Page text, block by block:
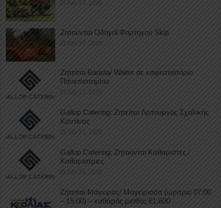
July 27, 2026
Ζητούνται Οδηγοί Φορτηγού Skip
July 27, 2026
Ζητείται Barista/ Waiter σε καφεστιατόριο
Πανεπιστημίου
July 23, 2026
Gallop Catering: Ζητείται Λειτουργός Σχολικής
Καντίνας
July 23, 2026
Gallop Catering: Ζητούνται Καθαριστές /
Καθαρίστριες
July 23, 2026
Ζητείται Μάγειρας/ Μαγείρισσα (ωράριο 07:00
– 15:00) – καθαρός μισθός €1.600